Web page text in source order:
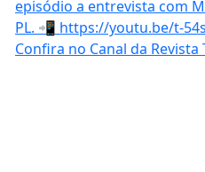
Confira no Canal da